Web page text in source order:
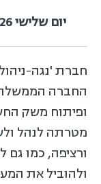
יום שלישי 05/05/2026
חברת 'נגה-
החברה
ופיתוח משק
מטרתה לנהל
ורציפה, כמו
ולהוביל את